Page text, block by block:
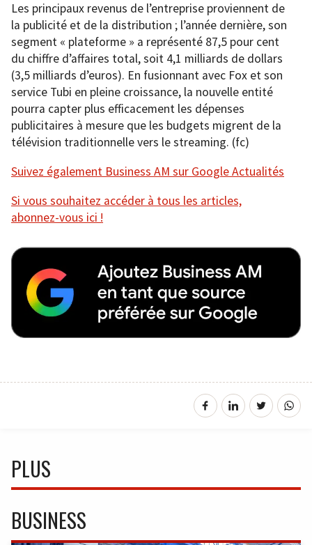
Les principaux revenus de l’entreprise proviennent de
la publicité et de la distribution ; l’année dernière, son
segment « plateforme » a représenté 87,5 pour cent
du chiffre d’affaires total, soit 4,1 milliards de dollars
(3,5 milliards d’euros). En fusionnant avec Fox et son
service Tubi en pleine croissance, la nouvelle entité
pourra capter plus efficacement les dépenses
publicitaires à mesure que les budgets migrent de la
télévision traditionnelle vers le streaming. (fc)
Suivez également Business AM sur Google Actualités
Si vous souhaitez accéder à tous les articles,
abonnez-vous ici !
PLUS
BUSINESS